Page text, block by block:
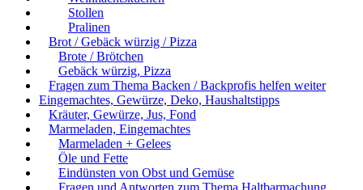
Stollen
Pralinen
Brot / Gebäck würzig / Pizza
Brote / Brötchen
Gebäck würzig, Pizza
Fragen zum Thema Backen / Backprofis helfen weiter
Eingemachtes, Gewürze, Deko, Haushaltstipps
Kräuter, Gewürze, Jus, Fond
Marmeladen, Eingemachtes
Marmeladen + Gelees
Öle und Fette
Eindünsten von Obst und Gemüse
Fragen und Antworten zum Thema Haltbarmachung